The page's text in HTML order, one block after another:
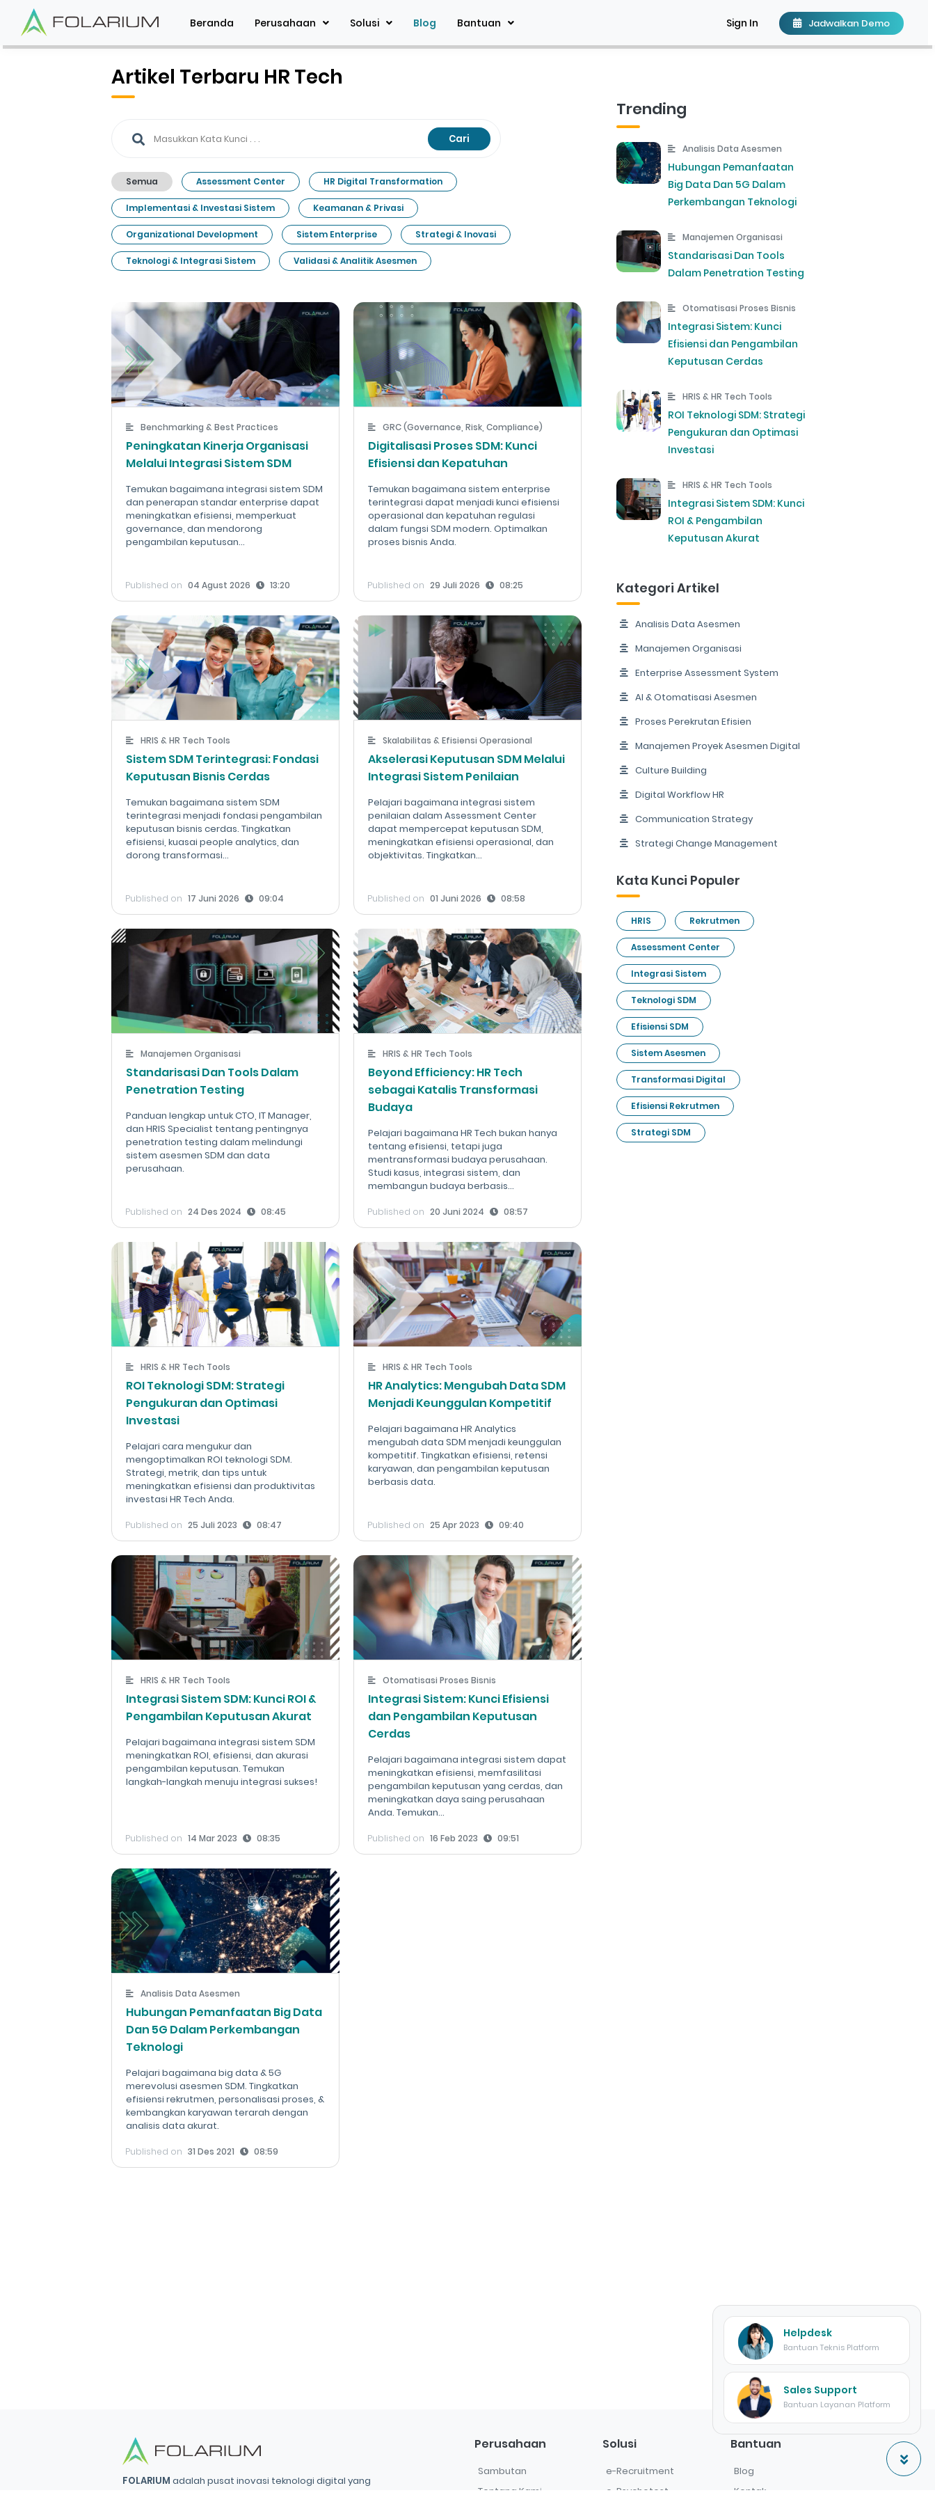
Beranda Perusahaan Solusi Blog Bantuan Sign In Jadwalkan Demo
Artikel Terbaru HR Tech
Cari
Semua Assessment Center HR Digital Transformation
Implementasi & Investasi Sistem Keamanan & Privasi
Organizational Development Sistem Enterprise Strategi & Inovasi
Teknologi & Integrasi Sistem Validasi & Analitik Asesmen
Benchmarking & Best Practices
Peningkatan Kinerja Organisasi
Melalui Integrasi Sistem SDM
Temukan bagaimana integrasi sistem SDM
dan penerapan standar enterprise dapat
meningkatkan efisiensi, memperkuat
governance, dan mendorong
pengambilan keputusan...
Published on 04 Agust 2026 13:20
GRC (Governance, Risk, Compliance)
Digitalisasi Proses SDM: Kunci
Efisiensi dan Kepatuhan
Temukan bagaimana sistem enterprise
terintegrasi dapat menjadi kunci efisiensi
operasional dan kepatuhan regulasi
dalam fungsi SDM modern. Optimalkan
proses bisnis Anda.
Published on 29 Juli 2026 08:25
HRIS & HR Tech Tools
Sistem SDM Terintegrasi: Fondasi
Keputusan Bisnis Cerdas
Temukan bagaimana sistem SDM
terintegrasi menjadi fondasi pengambilan
keputusan bisnis cerdas. Tingkatkan
efisiensi, kuasai people analytics, dan
dorong transformasi...
Published on 17 Juni 2026 09:04
Skalabilitas & Efisiensi Operasional
Akselerasi Keputusan SDM Melalui
Integrasi Sistem Penilaian
Pelajari bagaimana integrasi sistem
penilaian dalam Assessment Center
dapat mempercepat keputusan SDM,
meningkatkan efisiensi operasional, dan
objektivitas. Tingkatkan...
Published on 01 Juni 2026 08:58
Manajemen Organisasi
Standarisasi Dan Tools Dalam
Penetration Testing
Panduan lengkap untuk CTO, IT Manager,
dan HRIS Specialist tentang pentingnya
penetration testing dalam melindungi
sistem asesmen SDM dan data
perusahaan.
Published on 24 Des 2024 08:45
HRIS & HR Tech Tools
Beyond Efficiency: HR Tech
sebagai Katalis Transformasi
Budaya
Pelajari bagaimana HR Tech bukan hanya
tentang efisiensi, tetapi juga
mentransformasi budaya perusahaan.
Studi kasus, integrasi sistem, dan
membangun budaya berbasis...
Published on 20 Juni 2024 08:57
HRIS & HR Tech Tools
ROI Teknologi SDM: Strategi
Pengukuran dan Optimasi
Investasi
Pelajari cara mengukur dan
mengoptimalkan ROI teknologi SDM.
Strategi, metrik, dan tips untuk
meningkatkan efisiensi dan produktivitas
investasi HR Tech Anda.
Published on 25 Juli 2023 08:47
HRIS & HR Tech Tools
HR Analytics: Mengubah Data SDM
Menjadi Keunggulan Kompetitif
Pelajari bagaimana HR Analytics
mengubah data SDM menjadi keunggulan
kompetitif. Tingkatkan efisiensi, retensi
karyawan, dan pengambilan keputusan
berbasis data.
Published on 25 Apr 2023 09:40
HRIS & HR Tech Tools
Integrasi Sistem SDM: Kunci ROI &
Pengambilan Keputusan Akurat
Pelajari bagaimana integrasi sistem SDM
meningkatkan ROI, efisiensi, dan akurasi
pengambilan keputusan. Temukan
langkah-langkah menuju integrasi sukses!
Published on 14 Mar 2023 08:35
Otomatisasi Proses Bisnis
Integrasi Sistem: Kunci Efisiensi
dan Pengambilan Keputusan
Cerdas
Pelajari bagaimana integrasi sistem dapat
meningkatkan efisiensi, memfasilitasi
pengambilan keputusan yang cerdas, dan
meningkatkan daya saing perusahaan
Anda. Temukan...
Published on 16 Feb 2023 09:51
Analisis Data Asesmen
Hubungan Pemanfaatan Big Data
Dan 5G Dalam Perkembangan
Teknologi
Pelajari bagaimana big data & 5G
merevolusi asesmen SDM. Tingkatkan
efisiensi rekrutmen, personalisasi proses, &
kembangkan karyawan terarah dengan
analisis data akurat.
Published on 31 Des 2021 08:59
Trending
Analisis Data Asesmen
Hubungan Pemanfaatan
Big Data Dan 5G Dalam
Perkembangan Teknologi
Manajemen Organisasi
Standarisasi Dan Tools
Dalam Penetration Testing
Otomatisasi Proses Bisnis
Integrasi Sistem: Kunci
Efisiensi dan Pengambilan
Keputusan Cerdas
HRIS & HR Tech Tools
ROI Teknologi SDM: Strategi
Pengukuran dan Optimasi
Investasi
HRIS & HR Tech Tools
Integrasi Sistem SDM: Kunci
ROI & Pengambilan
Keputusan Akurat
Kategori Artikel
Analisis Data Asesmen
Manajemen Organisasi
Enterprise Assessment System
AI & Otomatisasi Asesmen
Proses Perekrutan Efisien
Manajemen Proyek Asesmen Digital
Culture Building
Digital Workflow HR
Communication Strategy
Strategi Change Management
Kata Kunci Populer
HRIS Rekrutmen
Assessment Center
Integrasi Sistem
Teknologi SDM
Efisiensi SDM
Sistem Asesmen
Transformasi Digital
Efisiensi Rekrutmen
Strategi SDM
FOLARIUM adalah pusat inovasi teknologi digital yang
Perusahaan
Sambutan
Tentang Kami
Solusi
e-Recruitment
e-Psychotest
Bantuan
Blog
Kontak
Helpdesk
Bantuan Teknis Platform
Sales Support
Bantuan Layanan Platform